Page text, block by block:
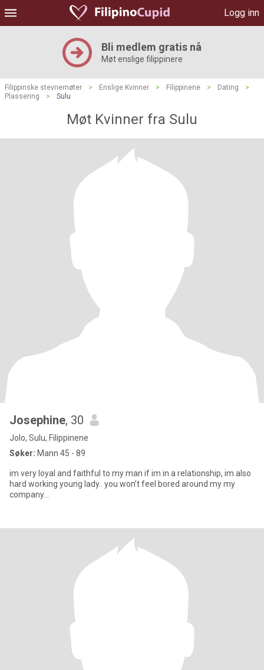
Logg inn
Bli medlem gratis nå
Møt enslige filippinere
Filippinske stevnemøter > Enslige Kvinner > Filippinene > Dating
>
Plassering
> Sulu
Møt Kvinner fra Sulu
Josephine, 30
Jolo, Sulu, Filippinene
Søker: Mann 45 - 89
im very loyal and faithful to my man if im in a relationship, im also
hard working young lady.. you won’t feel bored around my my
company…